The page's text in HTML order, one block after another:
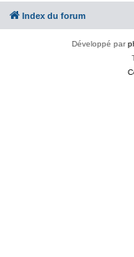
Index du forum
Développé par